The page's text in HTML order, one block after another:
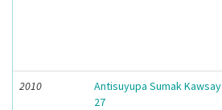
2010
Antisuyupa Sumak Kawsay
27